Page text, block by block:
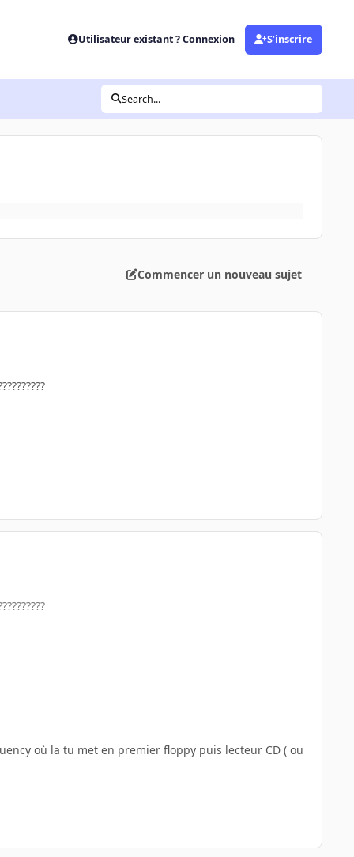
Utilisateur existant ? Connexion S’inscrire
Search...
Commencer un nouveau sujet
où la tu met en premier floppy puis lecteur CD ( ou